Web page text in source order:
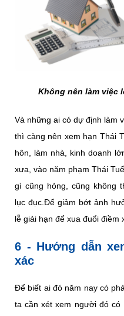
Không nên làm việc
Và những ai có dự định làm
thì càng nên xem hạn Thái
hôn, làm nhà, kinh doanh
xưa, vào năm phạm Thái
gì cũng hỏng, cũng không
lục đục.Để giảm bớt ảnh
lễ giải hạn để xua đuổi điềm
6 - Hướng dẫn
xác
Để biết ai đó năm nay có
ta cần xét xem người đó có